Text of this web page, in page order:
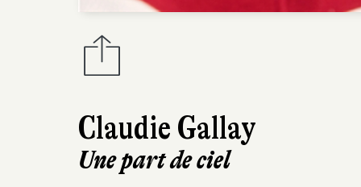
Claudie Gallay
Une part de ciel